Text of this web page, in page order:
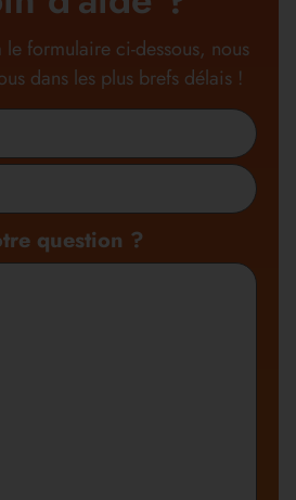
le formulaire ci-dessous, nous
dans les plus brefs délais !
question ?